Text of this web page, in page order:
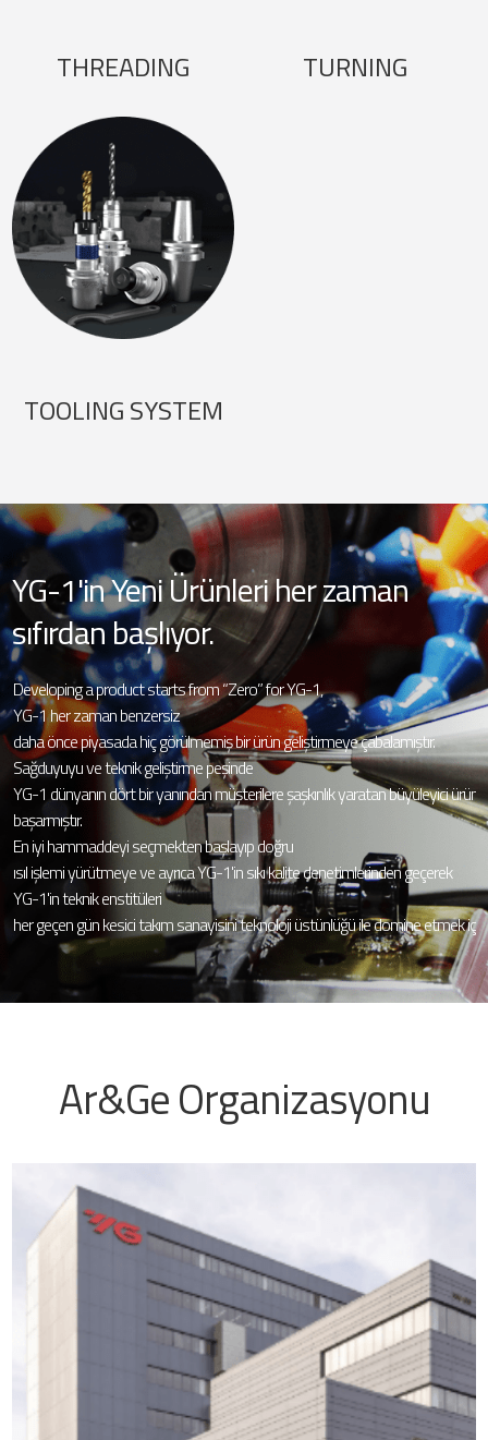
THREADING TURNING
TOOLING SYSTEM
YG-1'in Yeni Ürünleri her zaman
sıfırdan başlıyor.
Developing a product starts from “Zero” for YG-1,
YG-1 her zaman benzersiz
daha önce piyasada hiç görülmemiş bir ürün geliştirmeye çabalamıştır.
Sağduyuyu ve teknik geliştirme peşinde
YG-1 dünyanın dört bir yanından müşterilere şaşkınlık yaratan büyüleyici
başarmıştır.
En iyi hammaddeyi seçmekten başlayıp doğru
ısıl işlemi yürütmeye ve ayrıca YG-1'in sıkı kalite denetimlerinden geçerek
YG-1'in teknik enstitüleri
her geçen gün kesici takım sanayisini teknoloji üstünlüğü ile domine etmek için
Ar&Ge Organizasyonu